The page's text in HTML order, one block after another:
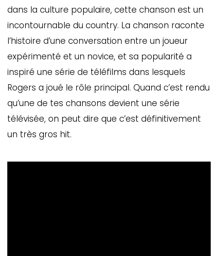
dans la culture populaire, cette chanson est un
incontournable du country. La chanson raconte
l’histoire d’une conversation entre un joueur
expérimenté et un novice, et sa popularité a
inspiré une série de téléfilms dans lesquels
Rogers a joué le rôle principal. Quand c’est rendu
qu’une de tes chansons devient une série
télévisée, on peut dire que c’est définitivement
un très gros hit.